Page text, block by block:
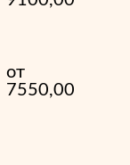
от
7550,00